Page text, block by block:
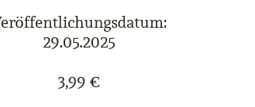
29.05.2025
3,99 €